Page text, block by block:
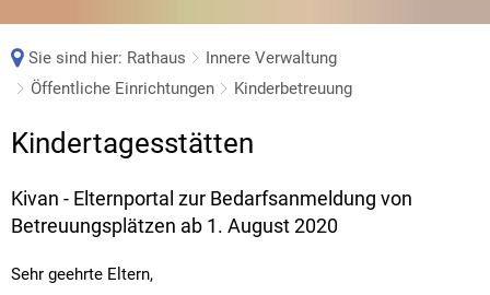
Sie sind hier: Rathaus
Innere Verwaltung
Öffentliche Einrichtungen
Kinderbetreuung
Kinderbetreuung
Kindertagesstätten
Kivan - Elternportal zur Bedarfsanmeldung von
Betreuungsplätzen ab 1. August 2020
Sehr geehrte Eltern,